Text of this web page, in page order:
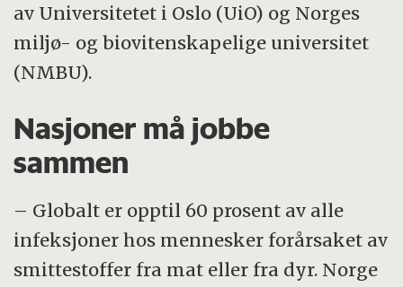
av Universitetet i Oslo (UiO) og Norges
miljø- og biovitenskapelige universitet
(NMBU).
Nasjoner må jobbe
sammen
– Globalt er opptil 60 prosent av alle
infeksjoner hos mennesker forårsaket av
smittestoffer fra mat eller fra dyr. Norge